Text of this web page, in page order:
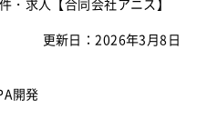
・求人【合同会社アニス】
更新日：2026年3月8日
開発